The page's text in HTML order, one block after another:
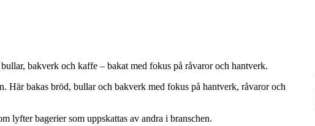
bakverk och kaffe – bakat med fokus på råvaror och hantverk.
Här bakas bröd, bullar och bakverk med fokus på hantverk, råvaror och
lyfter bagerier som uppskattas av andra i branschen.